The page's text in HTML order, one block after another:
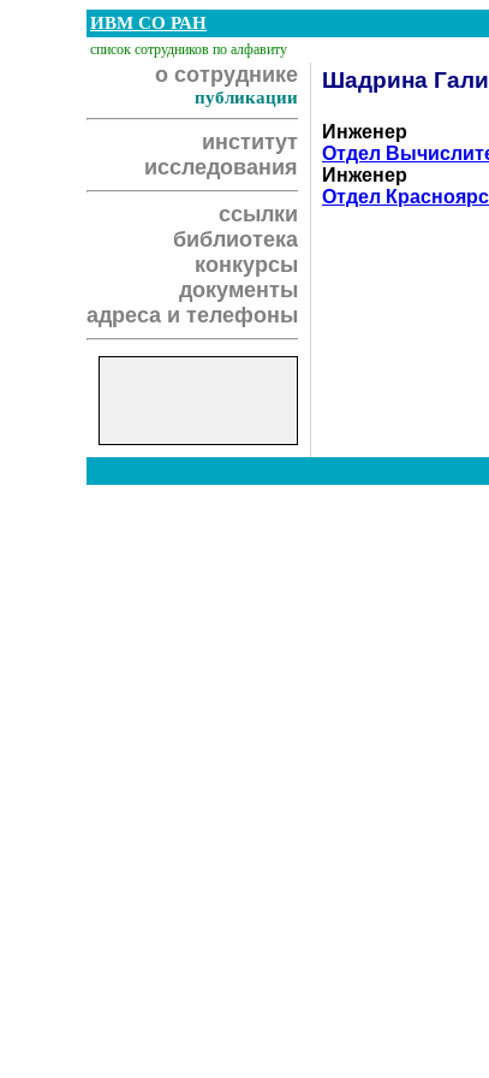
ИВМ СО РАН
список сотрудников по алфавиту
о сотруднике
публикации
институт
исследования
ссылки
библиотека
конкурсы
документы
адреса и телефоны
Шадрина
Инженер
Отдел
Инженер
Отдел